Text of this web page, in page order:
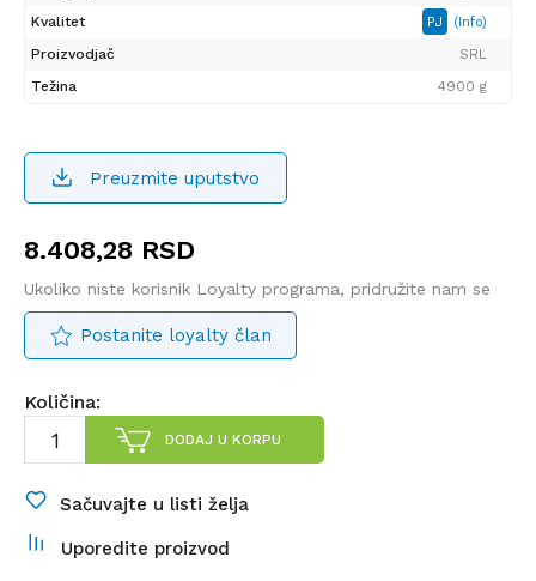
Kvalitet
PJ (Info)
Proizvodjač
SRL
Težina
4900 g
Preuzmite uputstvo
8.408,28 RSD
Ukoliko niste korisnik Loyalty programa, pridružite nam se
Postanite loyalty član
Količina:
DODAJ U KORPU
Sačuvajte u listi želja
Uporedite proizvod